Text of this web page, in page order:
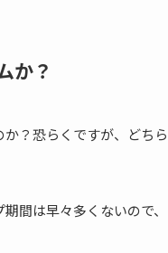
か？
？恐らくですが、どち
間は早々多くないので